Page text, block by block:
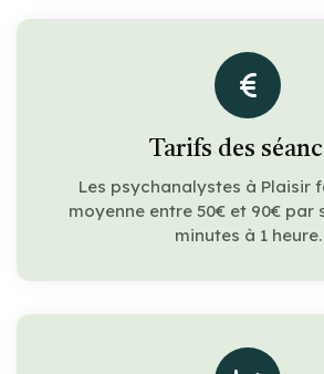
Tarifs des
Les psychanalystes à Plaisir
moyenne entre 50€ et 90€ par
minutes à 1 heure.